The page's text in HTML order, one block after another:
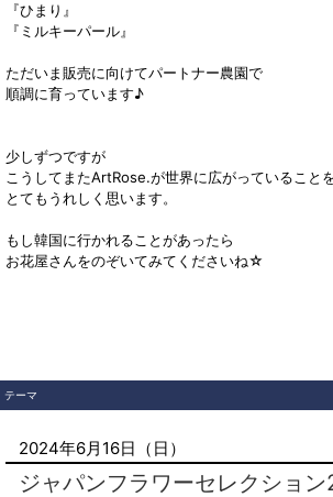
『ひまり』
『ミルキーパール』
ただいま販売に向けてパートナー農園で
順調に育っています♪
少しずつですが
こうしてまたArtRose.が世界に広がっていること
とてもうれしく思います。
もし韓国に行かれることがあったら
お花屋さんをのぞいてみてくださいね☆
テーマ
2024年6月16日（日）
ジャパンフラワーセレクショ